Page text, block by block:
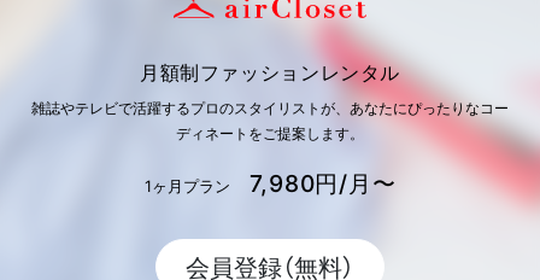
月額制ファッションレンタル
雑誌やテレビで活躍するプロのスタイリストが、あなたにぴったりなコー
ディネートをご提案します。
1ヶ月プラン 7,980円/月〜
会員登録（無料）